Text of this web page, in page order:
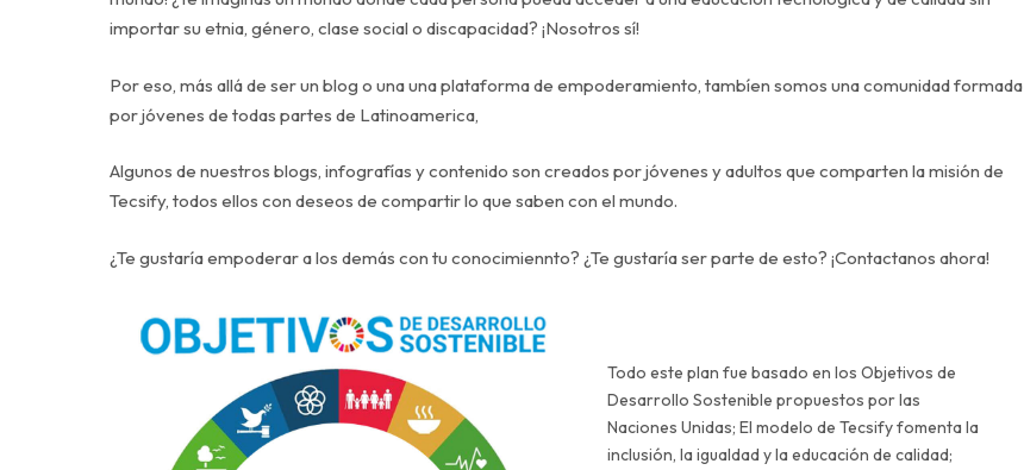
importar su etnia, género, clase social o discapacidad? ¡Nosotros sí!
Por eso, más allá de ser un blog o una una plataforma de empoderamiento, tambíen somos una comunidad formada
por jóvenes de todas partes de Latinoamerica,
Algunos de nuestros blogs, infografías y contenido son creados por jóvenes y adultos que comparten la misión de
Tecsify, todos ellos con deseos de compartir lo que saben con el mundo.
¿Te gustaría empoderar a los demás con tu conocimiennto? ¿Te gustaría ser parte de esto? ¡Contactanos ahora!
Todo este plan fue basado en los Objetivos de
Desarrollo Sostenible propuestos por las
Naciones Unidas; El modelo de Tecsify fomenta la
inclusión, la igualdad y la educación de calidad;